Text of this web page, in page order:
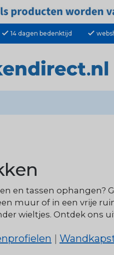
check 14 dagen bedenktijd check
en tassen ophangen?
muur of in een vrije
wieltjes. Ontdek ons
|